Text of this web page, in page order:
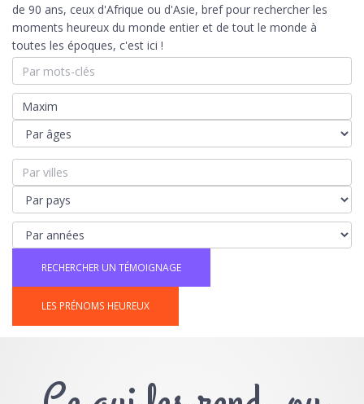
de 90 ans, ceux d'Afrique ou d'Asie, bref pour rechercher les
moments heureux du monde entier et de tout le monde à
toutes les époques, c'est ici !
LES PRÉNOMS HEUREUX